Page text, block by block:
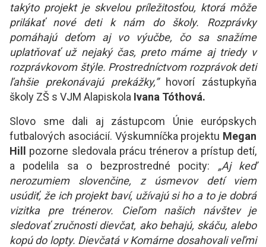
takýto projekt je skvelou príležitosťou, ktorá môže
prilákať nové deti k nám do školy. Rozprávky
pomáhajú deťom aj vo výučbe, čo sa snažíme
uplatňovať už nejaký čas, preto máme aj triedy v
rozprávkovom štýle. Prostredníctvom rozprávok deti
ľahšie prekonávajú prekážky,” hovorí zástupkyňa
školy ZŠ s VJM Alapiskola Ivana Tóthová.
Slovo sme dali aj zástupcom Únie európskych
futbalových asociácií. Výskumníčka projektu Megan
Hill pozorne sledovala prácu trénerov a prístup detí,
a podelila sa o bezprostredné pocity: „Aj keď
nerozumiem slovenčine, z úsmevov detí viem
usúdiť, že ich projekt baví, užívajú si ho a to je dobrá
vizitka pre trénerov. Cieľom našich návštev je
sledovať zručnosti dievčat, ako behajú, skáču, alebo
kopú do lopty. Dievčatá v Komárne dosahovali veľmi